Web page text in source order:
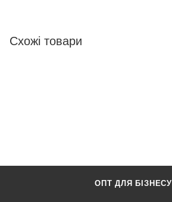
Схожі товари
ОПТ ДЛЯ БІЗНЕСУ